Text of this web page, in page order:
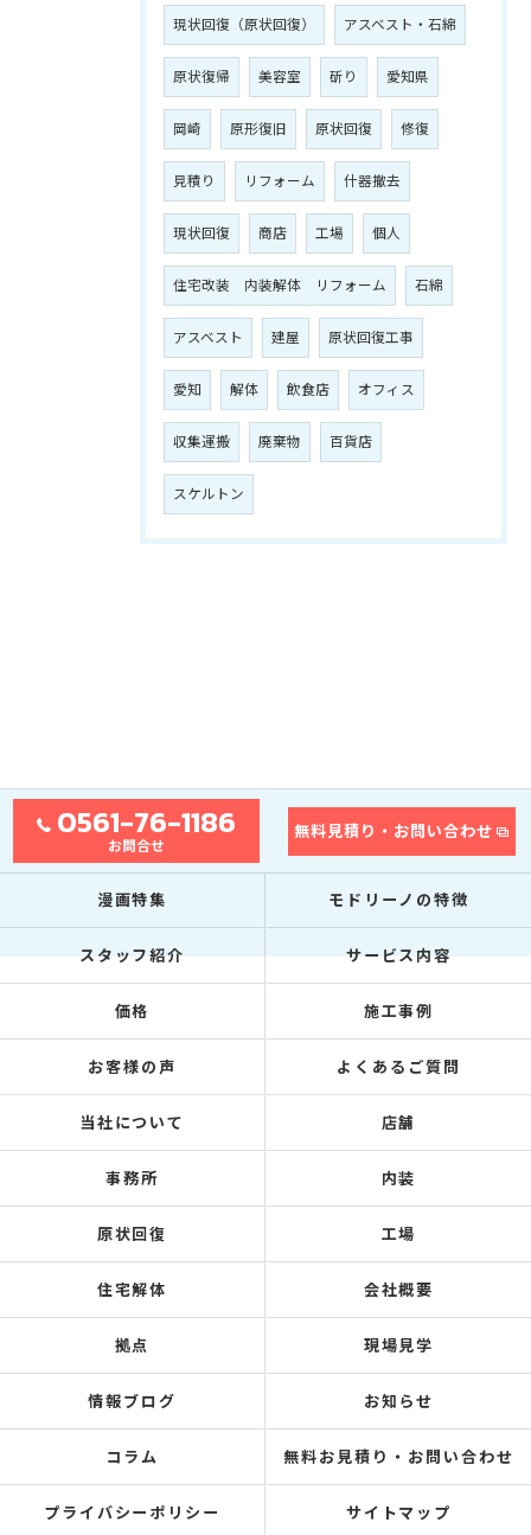
現状回復（原状回復） アスベスト・石綿
原状復帰 美容室 斫り 愛知県
岡崎 原形復旧 原状回復 修復
見積り リフォーム 什器撤去
現状回復 商店 工場 個人
住宅改装 内装解体 リフォーム 石綿
アスベスト 建屋 原状回復工事
愛知 解体 飲食店 オフィス
収集運搬 廃棄物 百貨店
スケルトン
0561-76-1186
お問合せ
無料見積り・お問い合わせ
漫画特集 モドリーノの特徴
スタッフ紹介 サービス内容
価格 施工事例
お客様の声 よくあるご質問
当社について 店舗
事務所 内装
原状回復 工場
住宅解体 会社概要
拠点 現場見学
情報ブログ お知らせ
コラム 無料お見積り・お問い合わせ
プライバシーポリシー サイトマップ